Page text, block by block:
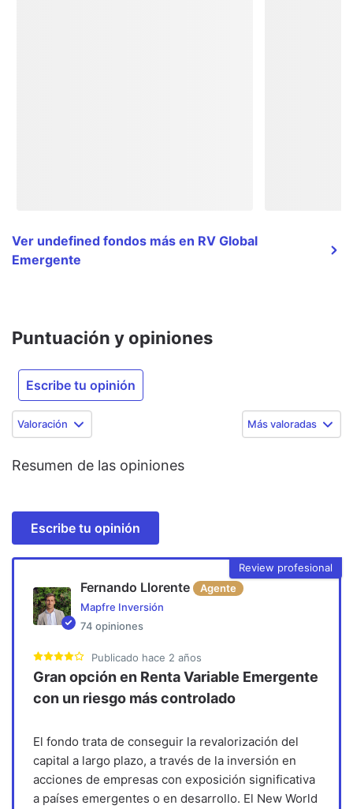
Ver undefined fondos más en RV Global
Emergente
Puntuación y opiniones
Escribe tu opinión
Valoración Más valoradas
Resumen de las opiniones
Escribe tu opinión
Review profesional
Fernando Llorente
Agente
Mapfre Inversión
74 opiniones
Publicado hace 2 años
Gran opción en Renta Variable Emergente
con un riesgo más controlado
El fondo trata de conseguir la revalorización del
capital a largo plazo, a través de la inversión en
acciones de empresas con exposición significativa
a países emergentes o en desarrollo. El New World